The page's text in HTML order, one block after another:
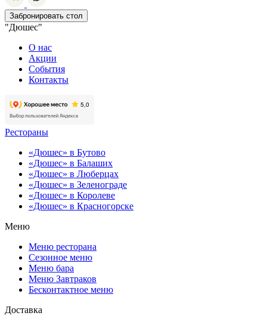
Забронировать стол
"Дюшес"
О нас
Акции
События
Контакты
Рестораны
«Дюшес» в Бутово
«Дюшес» в Балаших
«Дюшес» в Люберцах
«Дюшес» в Зеленограде
«Дюшес» в Королеве
«Дюшес» в Красногорске
Меню
Меню ресторана
Сезонное меню
Меню бара
Меню Завтраков
Бесконтактное меню
Доставка